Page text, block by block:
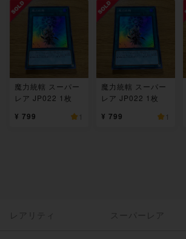
魔力統轄 スーパー
レア JP022 1枚
¥ 799 1
魔力統轄 スーパー
レア JP022 1枚
¥ 799 1
レアリティ スーパーレア